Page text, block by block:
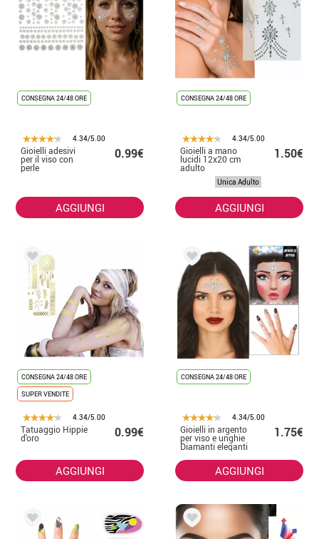
CONSEGNA 24/48 ORE
4.34/5.00
Gioielli adesivi
per il viso con
perle
0.99€
AGGIUNGI
CONSEGNA 24/48 ORE
4.34/5.00
Gioielli a mano
lucidi 12x20 cm
adulto
1.50€
Unica Adulto
AGGIUNGI
CONSEGNA 24/48 ORE
SUPER VENDITE
4.34/5.00
Tatuaggio Hippie
d'oro 0.99€
AGGIUNGI
CONSEGNA 24/48 ORE
4.34/5.00
Gioielli in argento
per viso e unghie
Diamanti eleganti
1.75€
AGGIUNGI